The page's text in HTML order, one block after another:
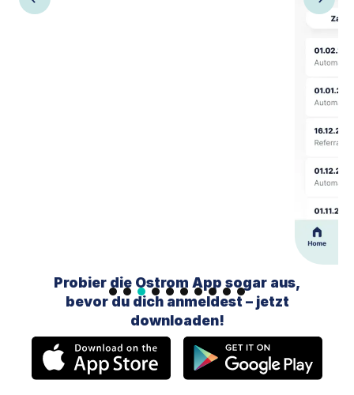
Slide 3 of 10.
Probier die Ostrom App sogar aus,
bevor du dich anmeldest – jetzt
downloaden!